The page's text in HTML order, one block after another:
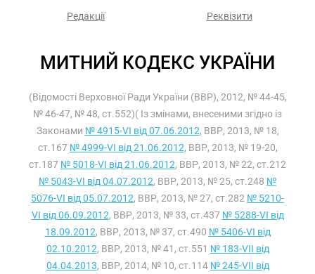
Редакції Реквізити
МИТНИЙ КОДЕКС УКРАЇНИ
(Відомості Верховної Ради України (ВВР), 2012, № 44-45,
№ 46-47, № 48, ст.552)( Із змінами, внесеними згідно із
Законами № 4915-VI від 07.06.2012, ВВР, 2013, № 18,
ст.167 № 4999-VI від 21.06.2012, ВВР, 2013, № 19-20,
ст.187 № 5018-VI від 21.06.2012, ВВР, 2013, № 22, ст.212
№ 5043-VI від 04.07.2012, ВВР, 2013, № 25, ст.248 №
5076-VI від 05.07.2012, ВВР, 2013, № 27, ст.282 № 5210-
VI від 06.09.2012, ВВР, 2013, № 33, ст.437 № 5288-VI від
18.09.2012, ВВР, 2013, № 37, ст.490 № 5406-VI від
02.10.2012, ВВР, 2013, № 41, ст.551 № 183-VII від
04.04.2013, ВВР, 2014, № 10, ст.114 № 245-VII від